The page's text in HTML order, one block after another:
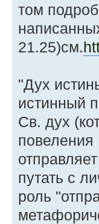
том
21.25)cм.
"Дух
истинный
Св. дух
повеления
путать с
роль